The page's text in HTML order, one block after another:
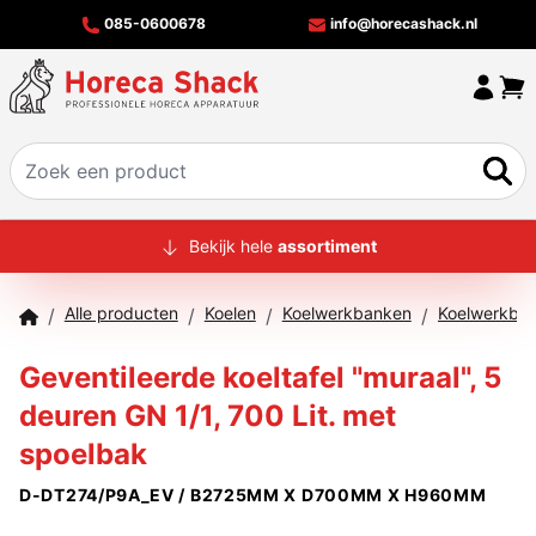
085-0600678 info@horecashack.nl
HOME
OVER ONS
MERKEN
OFFERTECHECKER
Bekijk hele assortiment
/ Alle producten / Koelen / Koelwerkbanken /
Geventileerde koeltafel "muraal", 5
deuren GN 1/1, 700 Lit. met
spoelbak
D-DT274/P9A_EV / B2725MM X D700MM X H960MM